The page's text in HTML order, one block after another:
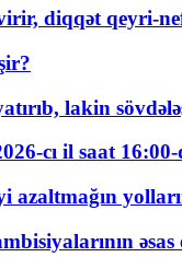
diqqət qeyri-
lakin
cı il saat